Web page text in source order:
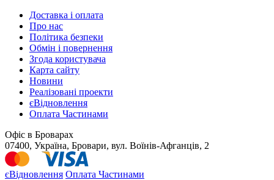
Доставка і оплата
Про нас
Політика безпеки
Обмін і повернення
Згода користувача
Карта сайту
Новини
Реалізовані проекти
єВідновлення
Оплата Частинами
Офіс в Броварах
07400, Україна, Бровари, вул. Воїнів-Афганців, 2
єВідновлення Оплата Частинами